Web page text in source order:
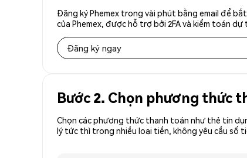
Đăng ký Phemex trong vài phút bằng email để
của Phemex, được hỗ trợ bởi 2FA và kiểm toán
Đăng ký ngay
Bước 2. Chọn phương thức
Chọn các phương thức thanh toán như thẻ tín
lý tức thì trong nhiều loại tiền, không yêu cầu số